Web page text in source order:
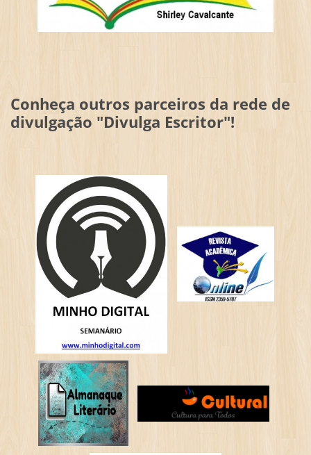
Conheça outros parceiros da rede de
divulgação "Divulga Escritor"!